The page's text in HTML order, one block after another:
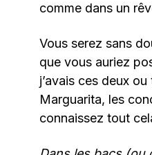
comme dans un
Vous serez sans
que vous auriez
j’avais ces deux
Marguarita, les
connaissez tout